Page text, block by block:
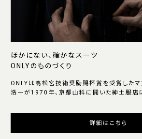
ほかにない、確かなスーツ
ONLYのものづくり
ONLYは高松宮技術奨励賜杯賞を受賞したマ
浩一が1970年、京都山科に開いた紳士服店に
詳細はこちら